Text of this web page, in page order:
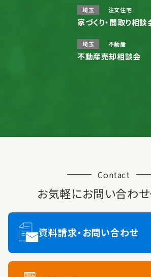
埼玉 注文住宅
家づくり・間取り相談
埼玉 不動産
不動産売却相談会
Contact
お気軽にお問い合わせ
資料請求・お問い合わせ